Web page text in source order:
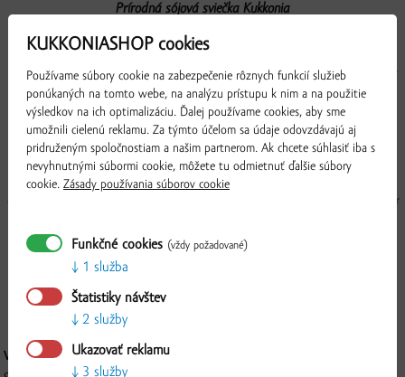
Prírodná sójová sviečka Kukkonia
Sviečka je vyrobená zo sójového vosku, ktorý je obľúbený u ekologicky
uvedomelých ľudí, pretože pochádza z obnoviteľného zdroja. Sójové sviečky
produkujú o 90% menej sadzí ako parafínové. Nečmudia a nezanechávajú
zadymené fľaky na stenách a nábytku. Škrviny od sójového vosku možno
ľahko čistiť s teplou mydlovou vodou.
Na parfemáciu našich prírodných sójových sviečok používame len kvalitný
vonný olej, ktorého základom sú esenciálne oleje. Krásna vôňa vám navodí
VÝROBCA:
KUKKONIASHOP cookies
Používame súbory cookie na zabezpečenie rôznych funkcií služieb
ponúkaných na tomto webe, na analýzu prístupu k nim a na použitie
výsledkov na ich optimalizáciu. Ďalej používame cookies, aby sme
umožnili cielenú reklamu. Za týmto účelom sa údaje odovzdávajú aj
pridruženým spoločnostiam a našim partnerom. Ak chcete súhlasiť iba s
nevyhnutnými súbormi cookie, môžete tu odmietnuť ďalšie súbory
cookie. Zásady používania súborov cookie
Funkčné cookies (vždy požadované)
1 služba
Štatistiky návštev
2 služby
Ukazovať reklamu
3 služby